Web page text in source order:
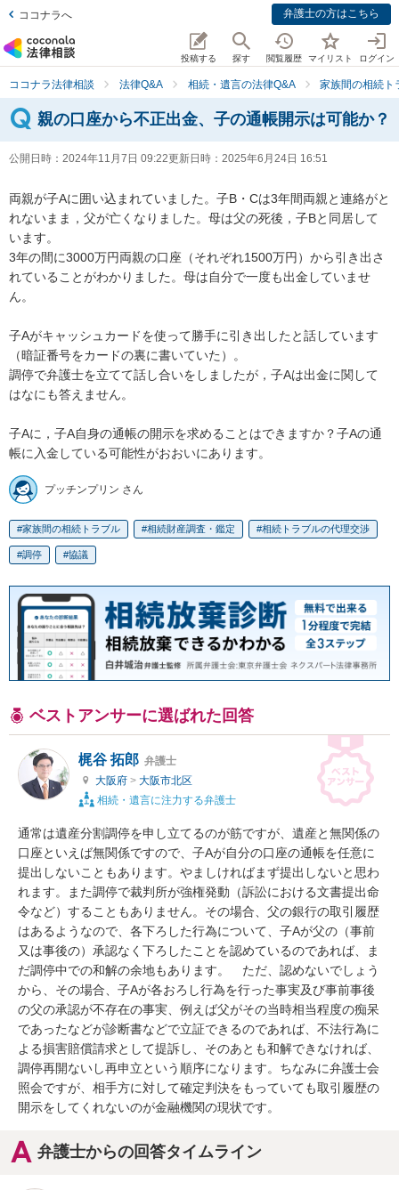
ココナラへ 弁護士の方はこちら
投稿する 探す 閲覧履歴 マイリスト ログイン
ココナラ法律相談 法律Q&A 相続・遺言の法律Q&A 家族間の相続ト
親の口座から不正出金、子の通帳開示は可能か？
公開日時： 2024年11月7日 09:22更新日時： 2025年6月24日 16:51
両親が子Aに囲い込まれていました。子B・Cは3年間両親と連絡がと
れないまま，父が亡くなりました。母は父の死後，子Bと同居して
います。
3年の間に3000万円両親の口座（それぞれ1500万円）から引き出さ
れていることがわかりました。母は自分で一度も出金していませ
ん。
子Aがキャッシュカードを使って勝手に引き出したと話しています
（暗証番号をカードの裏に書いていた）。
調停で弁護士を立てて話し合いをしましたが，子Aは出金に関して
はなにも答えません。
子Aに，子A自身の通帳の開示を求めることはできますか？子Aの通
帳に入金している可能性がおおいにあります。
プッチンプリン さん
家族間の相続トラブル 相続財産調査・鑑定 相続トラブルの代理交渉
調停 協議
ベストアンサーに選ばれた回答
梶谷 拓郎 弁護士
大阪府 > 大阪市北区
相続・遺言に注力する弁護士
通常は遺産分割調停を申し立てるのが筋ですが、遺産と無関係の
口座といえば無関係ですので、子Aが自分の口座の通帳を任意に
提出しないこともあります。やましければまず提出しないと思わ
れます。また調停で裁判所が強権発動（訴訟における文書提出命
令など）することもありません。その場合、父の銀行の取引履歴
はあるようなので、各下ろした行為について、子Aが父の（事前
又は事後の）承認なく下ろしたことを認めているのであれば、ま
だ調停中での和解の余地もあります。　ただ、認めないでしょう
から、その場合、子Aが各おろし行為を行った事実及び事前事後
の父の承認が不存在の事実、例えば父がその当時相当程度の痴呆
であったなどが診断書などで立証できるのであれば、不法行為に
よる損害賠償請求として提訴し、そのあとも和解できなければ、
調停再開ないし再申立という順序になります。ちなみに弁護士会
照会ですが、相手方に対して確定判決をもっていても取引履歴の
開示をしてくれないのが金融機関の現状です。
弁護士からの回答タイムライン